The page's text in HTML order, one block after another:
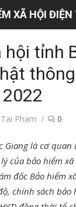
XÃ HỘI ĐIỆN
hội tỉnh
Tác
Tai Pham 0
Giang là cơ quan
của bảo hiểm xã
đốc Bảo hiểm
chính sách bảo